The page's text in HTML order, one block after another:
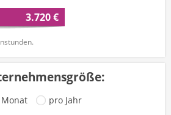
3.720 €
pro Jahr